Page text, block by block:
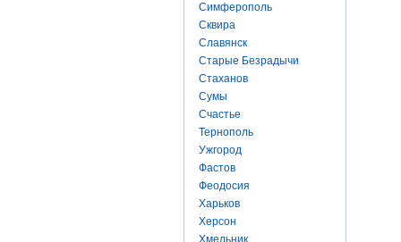
Симферополь
Сквира
Славянск
Старые Безрадычи
Стаханов
Сумы
Счастье
Тернополь
Ужгород
Фастов
Феодосия
Харьков
Херсон
Хмельник